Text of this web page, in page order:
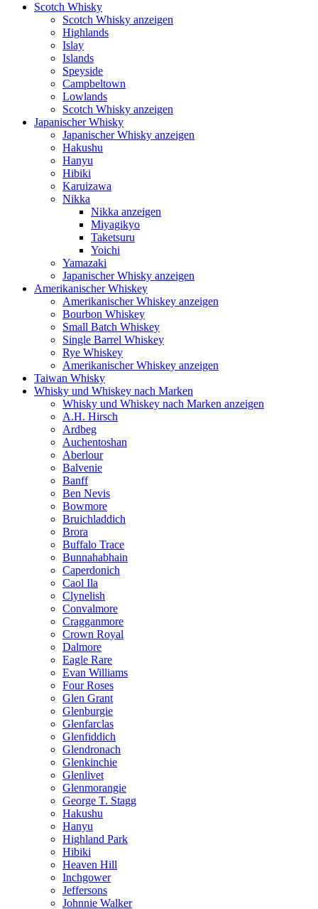
Scotch Whisky
Scotch Whisky anzeigen
Highlands
Islay
Islands
Speyside
Campbeltown
Lowlands
Scotch Whisky anzeigen
Japanischer Whisky
Japanischer Whisky anzeigen
Hakushu
Hanyu
Hibiki
Karuizawa
Nikka
Nikka anzeigen
Miyagikyo
Taketsuru
Yoichi
Yamazaki
Japanischer Whisky anzeigen
Amerikanischer Whiskey
Amerikanischer Whiskey anzeigen
Bourbon Whiskey
Small Batch Whiskey
Single Barrel Whiskey
Rye Whiskey
Amerikanischer Whiskey anzeigen
Taiwan Whisky
Whisky und Whiskey nach Marken
Whisky und Whiskey nach Marken anzeigen
A.H. Hirsch
Ardbeg
Auchentoshan
Aberlour
Balvenie
Banff
Ben Nevis
Bowmore
Bruichladdich
Brora
Buffalo Trace
Bunnahabhain
Caperdonich
Caol Ila
Clynelish
Convalmore
Cragganmore
Crown Royal
Dalmore
Eagle Rare
Evan Williams
Four Roses
Glen Grant
Glenburgie
Glenfarclas
Glenfiddich
Glendronach
Glenkinchie
Glenlivet
Glenmorangie
George T. Stagg
Hakushu
Hanyu
Highland Park
Hibiki
Heaven Hill
Inchgower
Jeffersons
Johnnie Walker